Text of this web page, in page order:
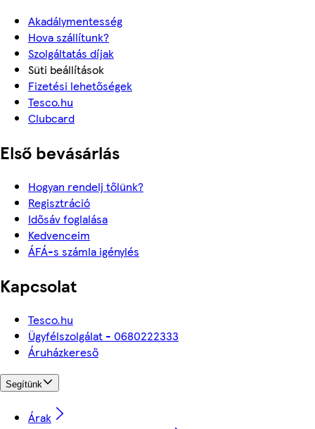
Akadálymentesség
Hova szállítunk?
Szolgáltatás díjak
Süti beállítások
Fizetési lehetőségek
Tesco.hu
Clubcard
Első bevásárlás
Hogyan rendelj tőlünk?
Regisztráció
Idősáv foglalása
Kedvenceim
ÁFÁ-s számla igénylés
Kapcsolat
Tesco.hu
Ügyfélszolgálat - 0680222333
Áruházkereső
Segítünk
Árak